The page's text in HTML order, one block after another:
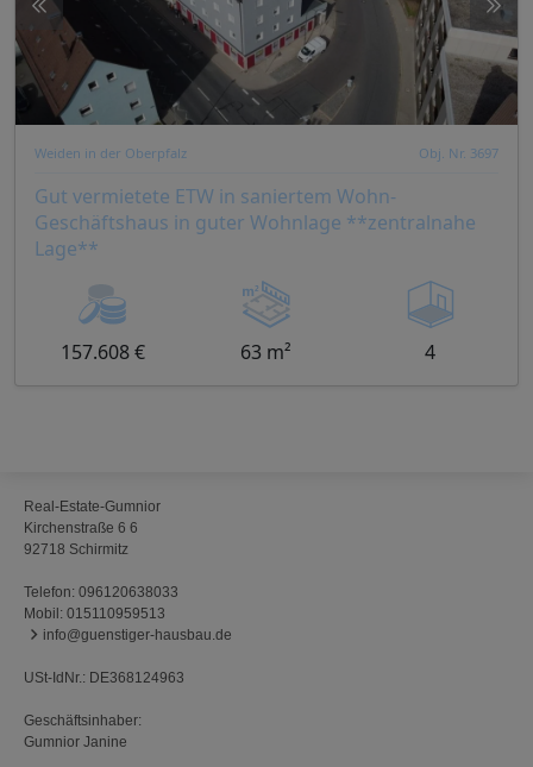
Weiden in der Oberpfalz Obj. Nr. 3697
Gut vermietete ETW in saniertem Wohn-
Geschäftshaus in guter Wohnlage **zentralnahe
Lage**
157.608 € 63 m² 4
Real-Estate-Gumnior
Kirchenstraße 6 6
92718 Schirmitz
Telefon: 096120638033
Mobil: 015110959513
info@guenstiger-hausbau.de
USt-IdNr.: DE368124963
Geschäftsinhaber:
Gumnior Janine